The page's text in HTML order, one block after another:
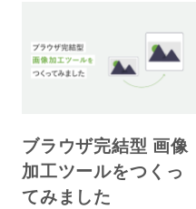
ブラウザ完結型 画像
加工ツールをつくっ
てみました